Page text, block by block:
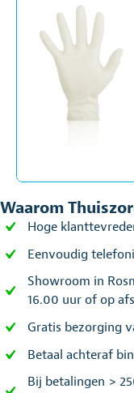
Waarom
Hoge
Eenvoudig
Showroom in
16.00 uur of op
Gratis bezorging
Betaal achteraf
Bij betalingen >